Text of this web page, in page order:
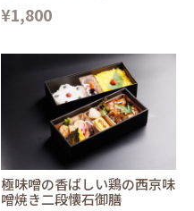
¥1,800
極味噌の香ばしい鶏の西京味
噌焼き二段懐石御膳